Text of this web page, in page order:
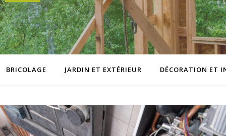
BRICOLAGE JARDIN ET EXTÉRIEUR DÉCORATION ET